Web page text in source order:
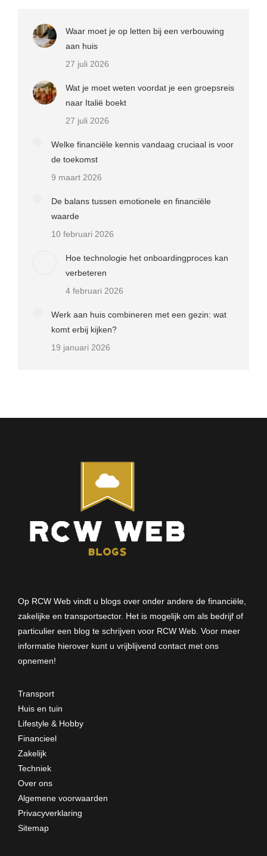
Waar moet je op letten bij een verbouwing
aan huis
27 juli 2026
Wat je moet weten voordat je een groepsreis
naar Italië boekt
27 juli 2026
Welke financiële kennis vandaag cruciaal is voor
de toekomst
9 maart 2026
De balans tussen emotionele en financiële
waarde
10 februari 2026
Hoe technologie het onboardingproces kan
verbeteren
4 februari 2026
Werk aan huis combineren met een gezin: wat
komt erbij kijken?
19 januari 2026
Op RCW Web vindt u blogs over onder andere de financiële,
zakelijke en transportsector. Het is mogelijk om als bedrijf of
particulier een blog te schrijven voor RCW Web. Voor meer
informatie hierover kunt u vrijblijvend contact met ons
opnemen!
Transport
Huis en tuin
Lifestyle & Hobby
Financieel
Zakelijk
Techniek
Over ons
Algemene voorwaarden
Privacyverklaring
Sitemap